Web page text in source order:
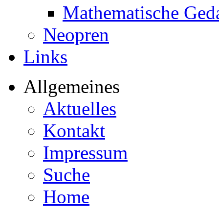
Mathematische
Neopren
Links
Allgemeines
Aktuelles
Kontakt
Impressum
Suche
Home